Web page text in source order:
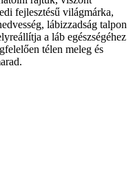
fejlesztésű világmárka,
lábizzadság talpon
a láb egészségéhez
télen meleg és